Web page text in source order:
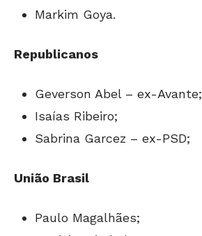
Markim Goya.
Republicanos
Geverson Abel – ex-Avante;
Isaías Ribeiro;
Sabrina Garcez – ex-PSD;
União Brasil
Paulo Magalhães;